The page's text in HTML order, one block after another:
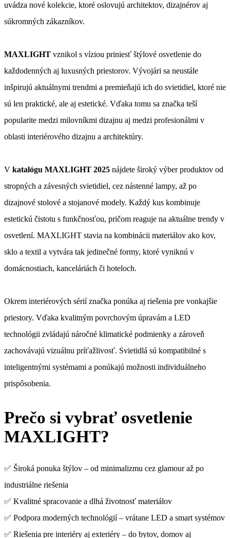
uvádza nové kolekcie, ktoré oslovujú architektov, dizajnérov aj
súkromných zákazníkov.
MAXLIGHT vznikol s víziou priniesť štýlové osvetlenie do
každodenných aj luxusných priestorov. Vývojári sa neustále
inšpirujú aktuálnymi trendmi a premieňajú ich do svietidiel, ktoré nie
sú len praktické, ale aj estetické. Vďaka tomu sa značka teší
popularite medzi milovníkmi dizajnu aj medzi profesionálmi v
oblasti interiérového dizajnu a architektúry.
V katalógu MAXLIGHT 2025 nájdete široký výber produktov od
stropných a závesných svietidiel, cez nástenné lampy, až po
dizajnové stolové a stojanové modely. Každý kus kombinuje
estetickú čistotu s funkčnosťou, pričom reaguje na aktuálne trendy v
osvetlení. MAXLIGHT stavia na kombinácii materiálov ako kov,
sklo a textil a vytvára tak jedinečné formy, ktoré vyniknú v
domácnostiach, kanceláriách či hoteloch.
Okrem interiérových sérií značka ponúka aj riešenia pre vonkajšie
priestory. Vďaka kvalitným povrchovým úpravám a LED
technológii zvládajú náročné klimatické podmienky a zároveň
zachovávajú vizuálnu príťažlivosť. Svietidlá sú kompatibilné s
inteligentnými systémami a ponúkajú možnosti individuálneho
prispôsobenia.
Prečo si vybrať osvetlenie
MAXLIGHT?
✅ Široká ponuka štýlov – od minimalizmu cez glamour až po
industriálne riešenia
✅ Kvalitné spracovanie a dlhá životnosť materiálov
✅ Podpora moderných technológií – vrátane LED a smart systémov
✅ Riešenia pre interiéry aj exteriéry – do bytov, domov aj